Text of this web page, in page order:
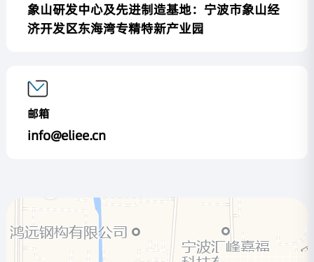
象山研发中心及先进制造基地：宁波市象山经
济开发区东海湾专精特新产业园
邮箱
info@eliee.cn